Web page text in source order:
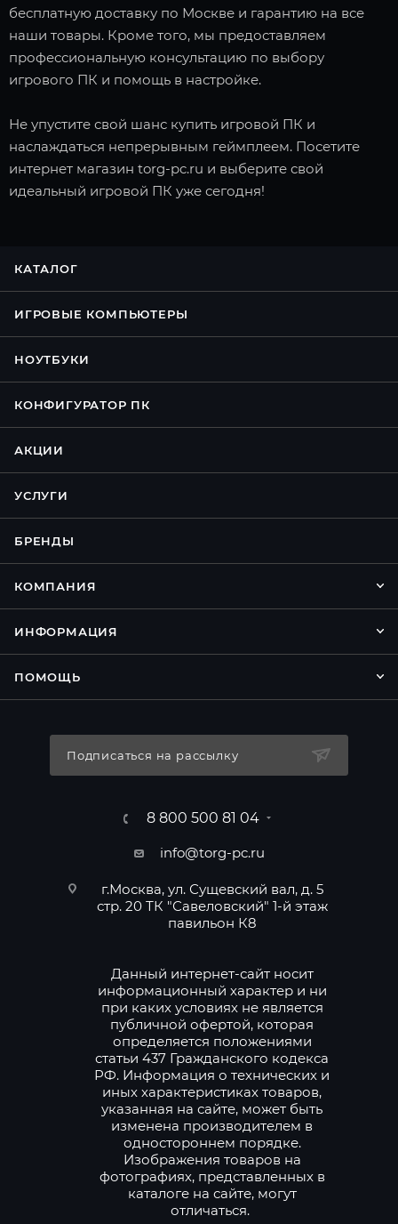
бесплатную доставку по Москве и гарантию на все
наши товары. Кроме того, мы предоставляем
профессиональную консультацию по выбору
игрового ПК и помощь в настройке.
Не упустите свой шанс купить игровой ПК и
наслаждаться непрерывным геймплеем. Посетите
интернет магазин torg-pc.ru и выберите свой
идеальный игровой ПК уже сегодня!
КАТАЛОГ
ИГРОВЫЕ КОМПЬЮТЕРЫ
НОУТБУКИ
КОНФИГУРАТОР ПК
АКЦИИ
УСЛУГИ
БРЕНДЫ
КОМПАНИЯ
ИНФОРМАЦИЯ
ПОМОЩЬ
Подписаться на рассылку
8 800 500 81 04
info@torg-pc.ru
г.Москва, ул. Сущевский вал, д. 5
стр. 20 ТК "Савеловский" 1-й этаж
павильон К8
Данный интернет-сайт носит
информационный характер и ни
при каких условиях не является
публичной офертой, которая
определяется положениями
статьи 437 Гражданского кодекса
РФ. Информация о технических и
иных характеристиках товаров,
указанная на сайте, может быть
изменена производителем в
одностороннем порядке.
Изображения товаров на
фотографиях, представленных в
каталоге на сайте, могут
отличаться.